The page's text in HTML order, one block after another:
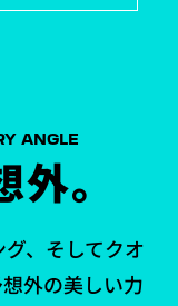
ANGLE
外。
、そしてクオ
外の美しい力